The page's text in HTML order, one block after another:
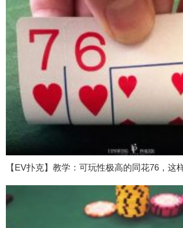
【EV扑克】教学：可玩性极高的同花76，这